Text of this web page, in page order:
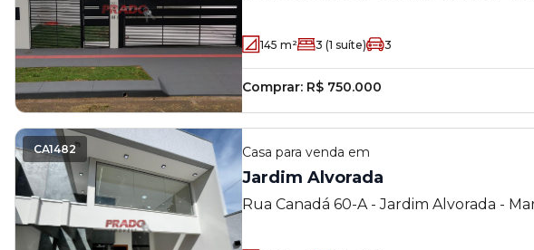
145 m² 3 (1 suíte) 3
Comprar: R$ 750.000
CA1482 Casa para venda em
Jardim Alvorada
Rua Canadá 60-A - Jardim Alvorada -